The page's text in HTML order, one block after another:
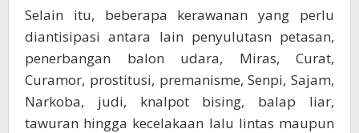
Selain itu, beberapa kerawanan yang perlu
diantisipasi antara lain penyulutasn petasan,
penerbangan balon udara, Miras, Curat,
Curamor, prostitusi, premanisme, Senpi, Sajam,
Narkoba, judi, knalpot bising, balap liar,
tawuran hingga kecelakaan lalu lintas maupun